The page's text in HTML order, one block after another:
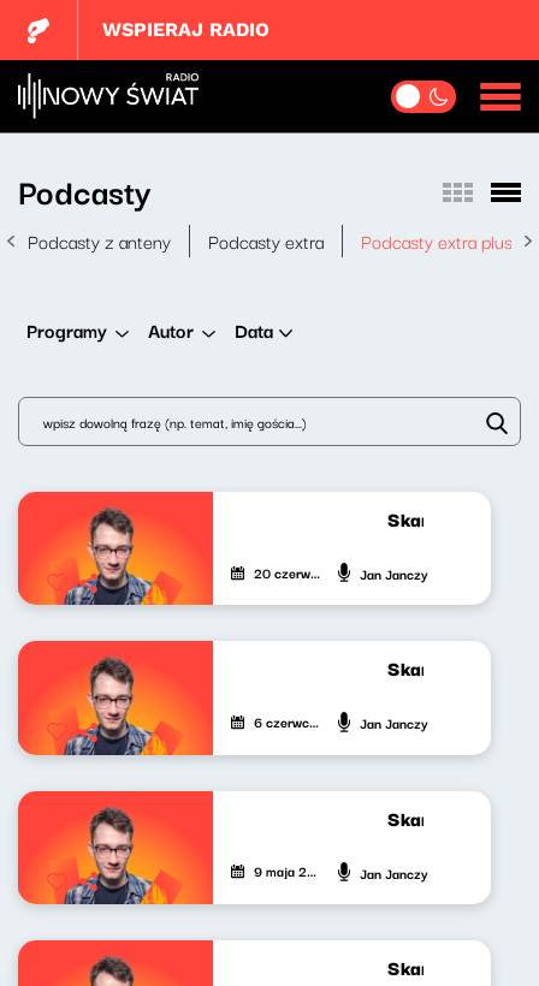
WSPIERAJ RADIO
Podcasty
Podcasty z anteny Podcasty extra Podcasty extra plus
Programy Autor Data
Skandynawskim
20 czerwca 2025 Jan Janczy
Skandynawskim
6 czerwca 2025 Jan Janczy
Skandynawskim
9 maja 2025 Jan Janczy
Skandynawskim